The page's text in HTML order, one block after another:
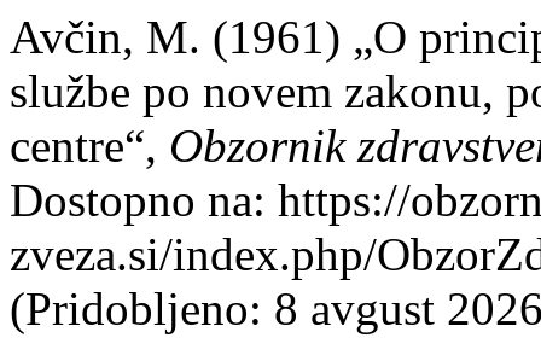
Avčin, M. (1961) „O
službe po novem zakonu,
centre“, Obzornik
Dostopno na: https://
zveza.si/index.php/
(Pridobljeno: 8 avgust